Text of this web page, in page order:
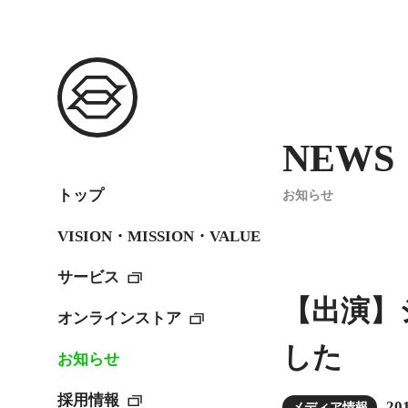
トップ
VISION・MISSION・VALUE
サービス
オンラインストア
お知らせ
採用情報
NEWS
お知らせ
【出演
した